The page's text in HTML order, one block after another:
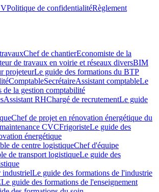
Politique de confidentialitéRèglement
Chef de chantierEconomiste de la
de travaux en voirie et réseaux diversBIM
projeteurLe guide des formations du BTP
ComptableSecrétaireAssistant comptableLe
de la gestion comptabilité
Assistant RHChargé de recrutementLe guide
Chef de projet en rénovation énergétique du
CVCFrigoristeLe guide des
énergétique
de centre logistiqueChef d'équipe
de transport logistiqueLe guide des
industrielLe guide des formations de l'industrie
Le guide des formations de l'enseignement